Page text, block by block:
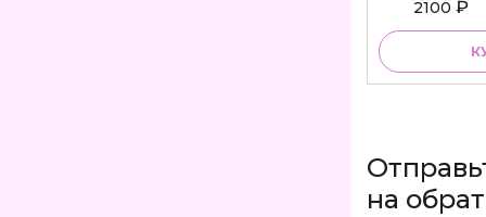
2100₽
на